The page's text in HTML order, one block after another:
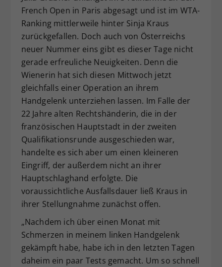
French Open in Paris abgesagt und ist im WTA-
Ranking mittlerweile hinter Sinja Kraus
zurückgefallen. Doch auch von Österreichs
neuer Nummer eins gibt es dieser Tage nicht
gerade erfreuliche Neuigkeiten. Denn die
Wienerin hat sich diesen Mittwoch jetzt
gleichfalls einer Operation an ihrem
Handgelenk unterziehen lassen. Im Falle der
22 Jahre alten Rechtshänderin, die in der
französischen Hauptstadt in der zweiten
Qualifikationsrunde ausgeschieden war,
handelte es sich aber um einen kleineren
Eingriff, der außerdem nicht an ihrer
Hauptschlaghand erfolgte. Die
voraussichtliche Ausfallsdauer ließ Kraus in
ihrer Stellungnahme zunächst offen.
„Nachdem ich über einen Monat mit
Schmerzen in meinem linken Handgelenk
gekämpft habe, habe ich in den letzten Tagen
daheim ein paar Tests gemacht. Um so schnell
Dieser Wert speichert Ihre Consent-
Einstellungen. Unter anderem eine
zufällig generierte ID, für die
historische Speicherung Ihrer
vorgenommen Einstellungen, falls der
Webseiten-Betreiber dies eingestellt
hat.